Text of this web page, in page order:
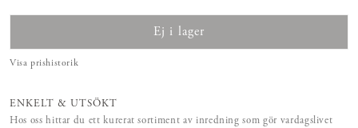
Ej i lager
Visa prishistorik
ENKELT & UTSÖKT
Hos oss hittar du ett kurerat sortiment av inredning som gör vardagslivet